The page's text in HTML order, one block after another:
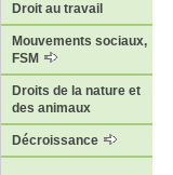
Droit au travail
Mouvements sociaux,
FSM
Droits de la nature et
des animaux
Décroissance